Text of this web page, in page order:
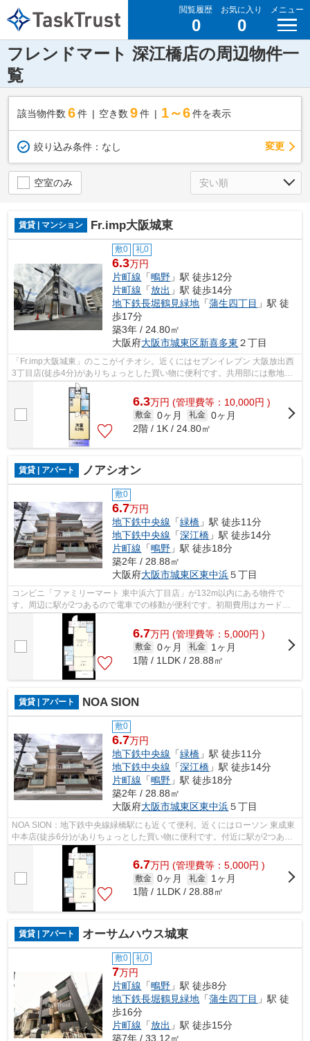
閲覧履歴
0
お気に入り
0
メニュー
フレンドマート 深江橋店の周辺物件一
覧
該当物件数 6件 空き数 9 件 1～6 件を表示
絞り込み条件： なし 変更
空室のみ
賃貸 | マンション Fr.imp大阪城東
敷0 礼0
6.3万円
片町線 「鴫野 」駅 徒歩12分
片町線 「放出 」駅 徒歩14分
地下鉄長堀鶴見緑地 「蒲生四丁目 」駅 徒
歩17分
築3年 / 24.80㎡
大阪府大阪市城東区新喜多東 ２丁目
「Fr.imp大阪城東」のここがイチオシ。近くにはセブンイレブン 大阪放出西
3丁目店(徒歩4分)がありちょっとした買い物に便利です。共用部には敷地内
ごみ置き場・エレベータなどが揃って...
6.3万円 (管理費等：10,000円 )
敷金 0ヶ月 礼金 0ヶ月
2階 / 1K / 24.80㎡
賃貸 | アパート ノアシオン
敷0
6.7万円
地下鉄中央線 「緑橋 」駅 徒歩11分
地下鉄中央線 「深江橋 」駅 徒歩14分
片町線 「鴫野 」駅 徒歩18分
築2年 / 28.88㎡
大阪府大阪市城東区東中浜５丁目
コンビニ「ファミリーマート 東中浜六丁目店」が132m以内にある物件で
す。周辺に駅が2つあるので電車での移動が便利です。初期費用はカードで
決済いただけます。こちらの物件から400m...
6.7万円 (管理費等：5,000円 )
敷金 0ヶ月 礼金
1ヶ月
1階 / 1LDK / 28.88㎡
賃貸 | アパート NOA SION
敷0
6.7万円
地下鉄中央線 「緑橋 」駅 徒歩11分
地下鉄中央線 「深江橋 」駅 徒歩14分
片町線 「鴫野 」駅 徒歩18分
築2年 / 28.88㎡
大阪府大阪市城東区東中浜５丁目
NOA SION：地下鉄中央線緑橋駅にも近くて便利。近くにはローソン 東成東
中本店(徒歩6分)がありちょっとした買い物に便利です。付近に駅が2つある
ので、経路を用途や行き先によって選べ...
6.7万円 (管理費等：5,000円 )
敷金 0ヶ月 礼金
1ヶ月
1階 / 1LDK / 28.88㎡
賃貸 | アパート オーサムハウス城東
敷0 礼0
7万円
片町線 「鴫野 」駅 徒歩8分
地下鉄長堀鶴見緑地 「蒲生四丁目 」駅 徒
歩16分
片町線 「放出 」駅 徒歩15分
築7年 / 33.12㎡